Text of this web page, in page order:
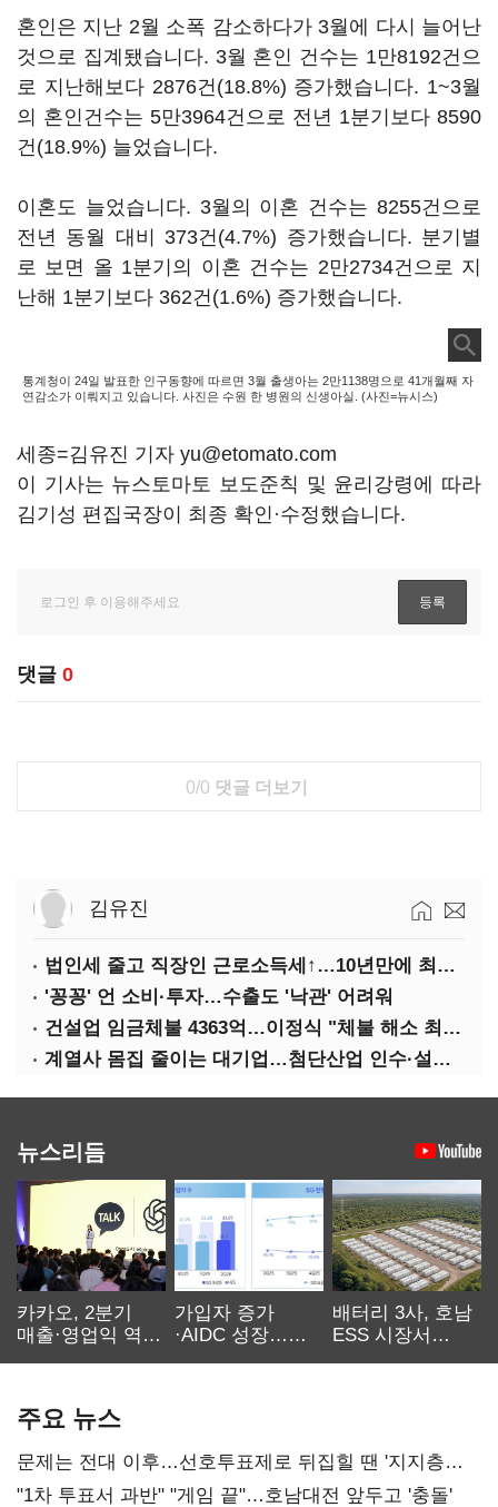
혼인은 지난 2월 소폭 감소하다가 3월에 다시 늘어난
것으로 집계됐습니다. 3월 혼인 건수는 1만8192건으
로 지난해보다 2876건(18.8%) 증가했습니다. 1~3월
의 혼인건수는 5만3964건으로 전년 1분기보다 8590
건(18.9%) 늘었습니다.
이혼도 늘었습니다. 3월의 이혼 건수는 8255건으로
전년 동월 대비 373건(4.7%) 증가했습니다. 분기별
로 보면 올 1분기의 이혼 건수는 2만2734건으로 지
난해 1분기보다 362건(1.6%) 증가했습니다.
통계청이 24일 발표한 인구동향에 따르면 3월 출생아는 2만1138명으로 41개월째 자
연감소가 이뤄지고 있습니다. 사진은 수원 한 병원의 신생아실. (사진=뉴시스)
세종=김유진 기자 yu@etomato.com
이 기사는 뉴스토마토 보도준칙 및 윤리강령에 따라
김기성 편집국장이 최종 확인·수정했습니다.
댓글 0
0/0 댓글 더보기
김유진
법인세 줄고 직장인 근로소득세↑…10년만에 최대치
'꽁꽁' 언 소비·투자…수출도 '낙관' 어려워
건설업 임금체불 4363억…이정식 "체불 해소 최우선"
계열사 몸집 줄이는 대기업…첨단산업 인수·설립에 '분주'
뉴스리듬
카카오, 2분기
매출·영업익 역대
가입자 증가
·AIDC 성장…
배터리 3사, 호남
ESS 시장서
주요 뉴스
문제는 전대 이후…선호투표제로 뒤집힐 땐 '지지층
불복'
"1차 투표서 과반" "게임 끝"…호남대전 앞두고 '충돌'